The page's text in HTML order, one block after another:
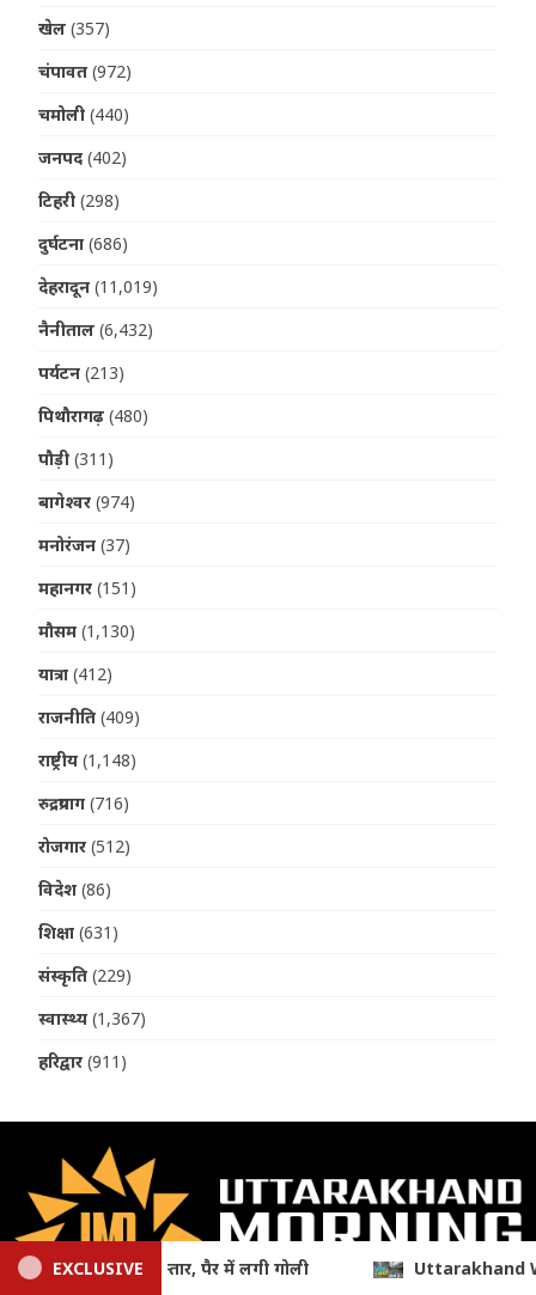
खेल (357)
चंपावत (972)
चमोली (440)
जनपद (402)
टिहरी (298)
दुर्घटना (686)
देहरादून (11,019)
नैनीताल (6,432)
पर्यटन (213)
पिथौरागढ़ (480)
पौड़ी (311)
बागेश्वर (974)
मनोरंजन (37)
महानगर (151)
मौसम (1,130)
यात्रा (412)
राजनीति (409)
राष्ट्रीय (1,148)
रुद्रप्रयाग (716)
रोजगार (512)
विदेश (86)
शिक्षा (631)
संस्कृति (229)
स्वास्थ्य (1,367)
हरिद्वार (911)
EXCLUSIVE
Weather Update: आज 6 जिलों में भारी बारिश का येलो